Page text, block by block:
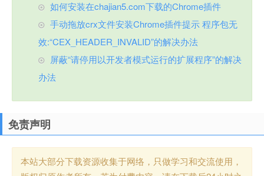
如何安装在chajian5.com下载的Chrome插件
手动拖放crx文件安装Chrome插件提示 程序包无
效:“CEX_HEADER_INVALID”的解决办法
屏蔽“请停用以开发者模式运行的扩展程序”的解决
办法
免责声明
本站大部分下载资源收集于网络，只做学习和交流使用，